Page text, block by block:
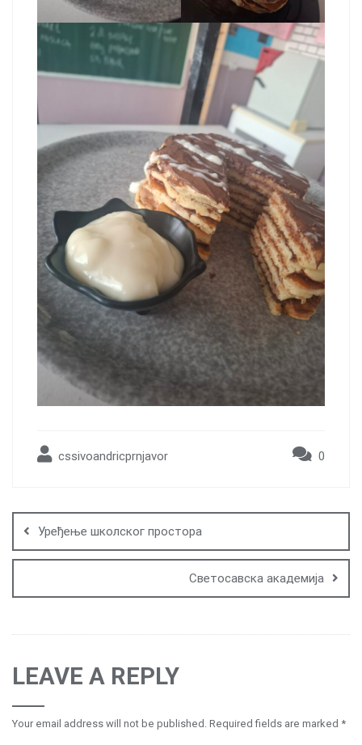
cssivoandricprnjavor 0
navigation
Уређење школског простора
Светосавска академија
LEAVE A REPLY
Your email address will not be published. Required fields are marked *